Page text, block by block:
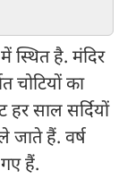
स्थित है. मंदिर
चोटियों का
साल सर्दियों
जाते हैं. वर्ष
हैं.